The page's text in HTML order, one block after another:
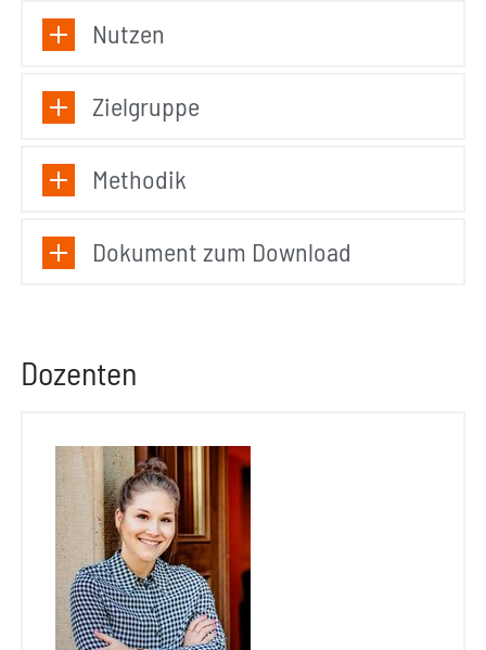
Nutzen
Zielgruppe
Methodik
Dokument zum Download
Dozenten